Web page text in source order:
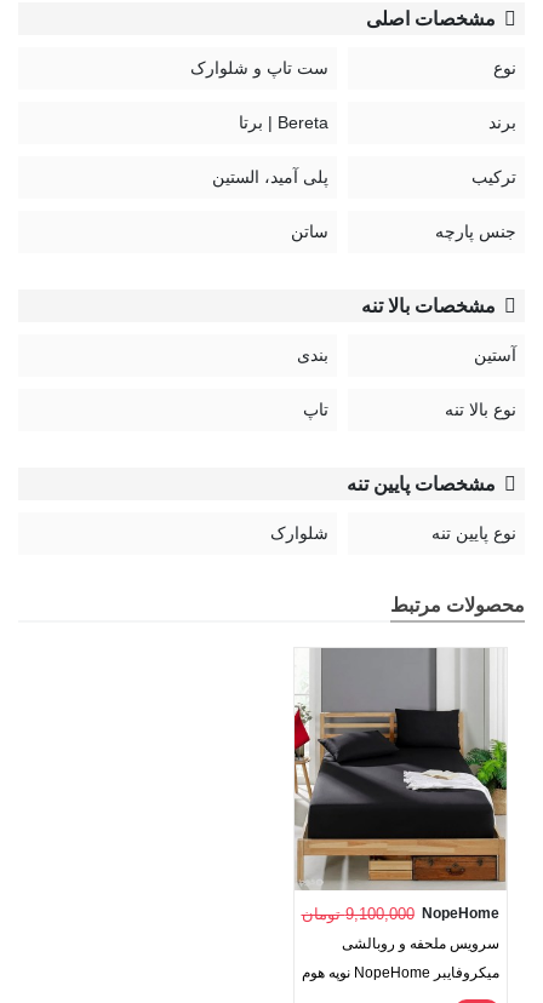
مشخصات اصلی
نوع ست تاپ و شلوارک
برند Bereta | برتا
ترکیب پلی آمید، الستین
جنس پارچه ساتن
مشخصات بالا تنه
آستین بندی
نوع بالا تنه تاپ
مشخصات پایین تنه
نوع پایین تنه شلوارک
محصولات مرتبط
NopeHome 9,100,000 تومان
سرویس ملحفه و روبالشی
میکروفایبر NopeHome نوپه هوم